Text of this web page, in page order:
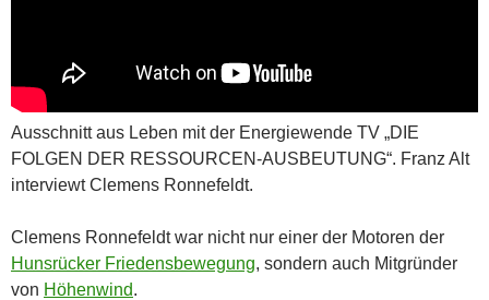
Ausschnitt aus Leben mit der Energiewende TV „DIE
FOLGEN DER RESSOURCEN-AUSBEUTUNG“. Franz Alt
interviewt Clemens Ronnefeldt.
Clemens Ronnefeldt war nicht nur einer der Motoren der
Hunsrücker Friedensbewegung, sondern auch Mitgründer
von Höhenwind.